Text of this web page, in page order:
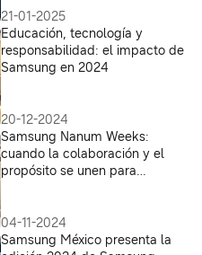
inéditos
21-01-2025
Educación, tecnología y
responsabilidad: el impacto de
Samsung en 2024
20-12-2024
Samsung Nanum Weeks:
cuando la colaboración y el
propósito se unen para
04-11-2024
Samsung México presenta la